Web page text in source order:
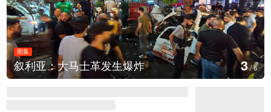
亚：大马士革发生爆炸
图集
云南
4/6